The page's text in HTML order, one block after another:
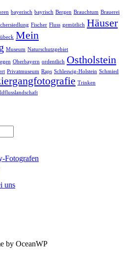
bayerisch bayrisch Bergen Brauchtum Brauerei
Fischer Fluss gemütlich Häuser
Mein
Museum Naturschutzgebiet
Oberbayern ordentlich Ostholstein
Privatmuseum Raps Schleswig-Holstein Schmied
Trinken
Fotografen
uns
by OceanWP